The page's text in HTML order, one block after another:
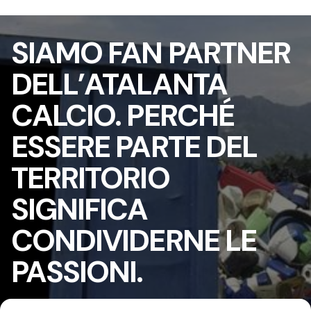
SIAMO FAN PARTNER
DELL’ATALANTA
CALCIO. PERCHÉ
ESSERE PARTE DEL
TERRITORIO
SIGNIFICA
CONDIVIDERNE LE
PASSIONI.